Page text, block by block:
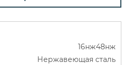
16нж48нж
Нержавеющая сталь